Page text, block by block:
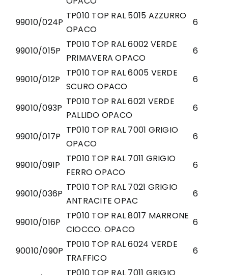
99010/024P
TP010 TOP RAL 5015 AZZURRO
OPACO
6
99010/015P
TP010 TOP RAL 6002 VERDE
PRIMAVERA OPACO
6
99010/012P
TP010 TOP RAL 6005 VERDE
SCURO OPACO
6
99010/093P
TP010 TOP RAL 6021 VERDE
PALLIDO OPACO
6
99010/017P
TP010 TOP RAL 7001 GRIGIO
OPACO
6
99010/091P
TP010 TOP RAL 7011 GRIGIO
FERRO OPACO
6
99010/036P
TP010 TOP RAL 7021 GRIGIO
ANTRACITE OPAC
6
99010/016P
TP010 TOP RAL 8017 MARRONE
CIOCCO. OPACO
6
90010/090P
TP010 TOP RAL 6024 VERDE
TRAFFICO
6